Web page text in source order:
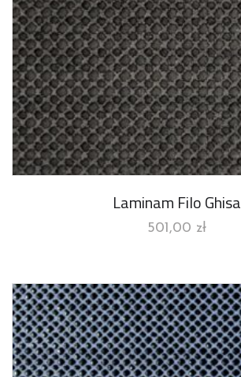
Laminam Filo Ghisa
501,00 zł